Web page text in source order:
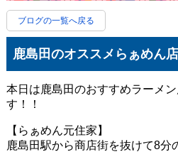
ブログの一覧へ戻る
鹿島田のオススメらぁめん店
本日は鹿島田のおすすめラーメ
す！！
【らぁめん元住家】
鹿島田駅から商店街を抜けて8分